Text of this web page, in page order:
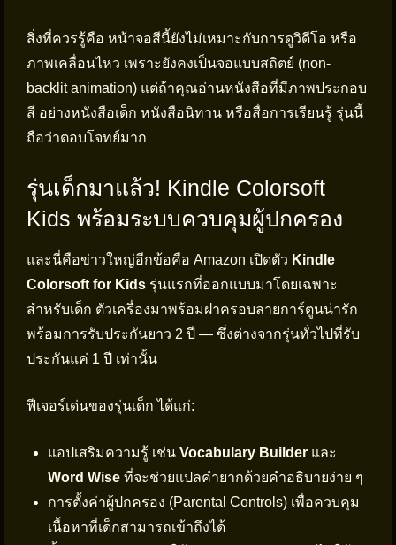
สิ่งที่ควรรู้คือ หน้าจอสีนี้ยังไม่เหมาะกับการดูวิดีโอ หรือ
ภาพเคลื่อนไหว เพราะยังคงเป็นจอแบบสถิตย์ (non-
backlit animation) แต่ถ้าคุณอ่านหนังสือที่มีภาพประกอบ
สี อย่างหนังสือเด็ก หนังสือนิทาน หรือสื่อการเรียนรู้ รุ่นนี้
ถือว่าตอบโจทย์มาก
รุ่นเด็กมาแล้ว! Kindle Colorsoft
Kids พร้อมระบบควบคุมผู้ปกครอง
และนี่คือข่าวใหญ่อีกข้อคือ Amazon เปิดตัว Kindle
Colorsoft for Kids รุ่นแรกที่ออกแบบมาโดยเฉพาะ
สำหรับเด็ก ตัวเครื่องมาพร้อมฝาครอบลายการ์ตูนน่ารัก
พร้อมการรับประกันยาว 2 ปี — ซึ่งต่างจากรุ่นทั่วไปที่รับ
ประกันแค่ 1 ปี เท่านั้น
ฟีเจอร์เด่นของรุ่นเด็ก ได้แก่:
แอปเสริมความรู้ เช่น Vocabulary Builder และ
Word Wise ที่จะช่วยแปลคำยากด้วยคำอธิบายง่าย ๆ
การตั้งค่าผู้ปกครอง (Parental Controls) เพื่อควบคุม
เนื้อหาที่เด็กสามารถเข้าถึงได้